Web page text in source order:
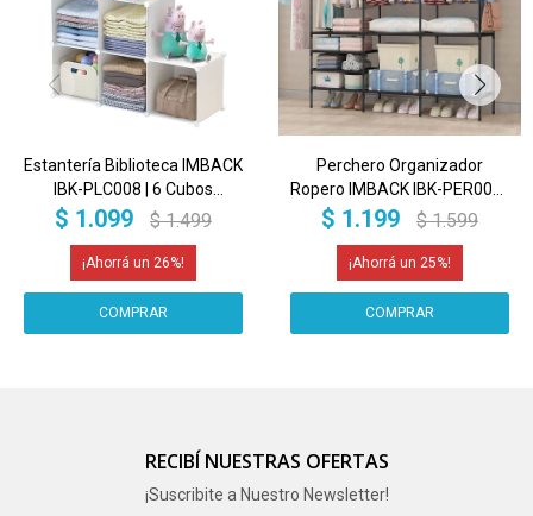
Estantería Biblioteca IMBACK
IBK-PLC008 | 6 Cubos
Modulares, Compacta,
$ 1.099 $ 1.499
26
Perchero Organizador
Ropero IMBACK IBK-PER009 |
160 cm, Estructura Metálica
Colgador de Ropa Negro
$ 1.199 $ 1.599
25
RECIBÍ NUESTRAS OFERTAS
¡Suscribite a Nuestro Newsletter!